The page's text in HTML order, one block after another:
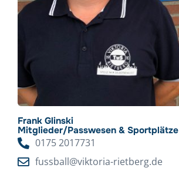
Frank Glinski
Mitglieder/Passwesen & Sportplätze
0175 2017731
fussball@viktoria-rietberg.de